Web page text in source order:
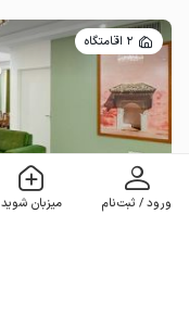
ورود / ثبت‌نام میزبان شوید
OpenStreetMap
2 اقامتگاه